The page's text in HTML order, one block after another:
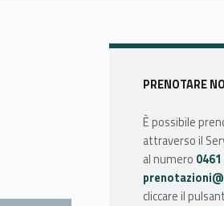
Sidebar
PRENOTARE
È possibile
attraverso il
al numero
cliccare il